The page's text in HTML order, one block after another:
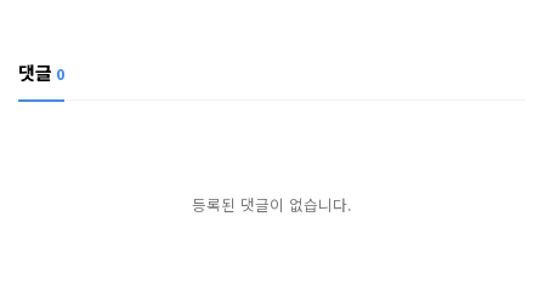
댓글 0
등록된 댓글이 없습니다.